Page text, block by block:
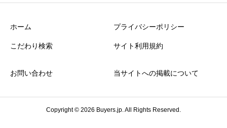
ホーム
こだわり検索
プライバシーポリシー
サイト利用規約
お問い合わせ 当サイトへの掲載について
Copyright © 2026 Buyers.jp. All Rights Reserved.